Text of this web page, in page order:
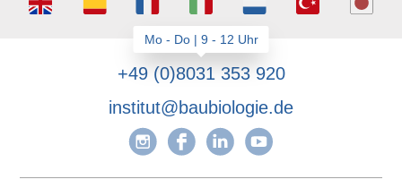
+49 (0)8031 353 920
institut@baubiologie.de